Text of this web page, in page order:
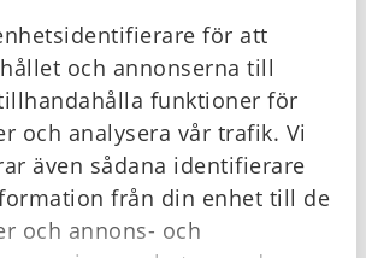
för att
och annonserna till
funktioner för
och analysera vår trafik. Vi
även sådana identifierare
från din enhet till de
och annons- och